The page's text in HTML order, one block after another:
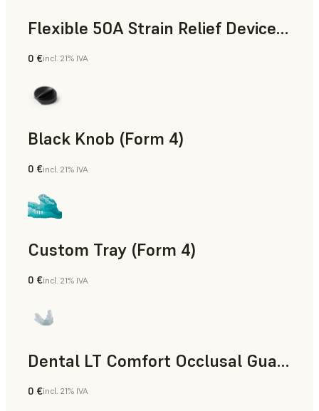
Flexible 50A Strain Relief Device (Form 4)
Ingeniería
0 €incl. 21% IVA
Black Knob (Form 4)
Estándar
0 €incl. 21% IVA
Custom Tray (Form 4)
Odontología
0 €incl. 21% IVA
Dental LT Comfort Occlusal Guard (Form 4)
Odontología
0 €incl. 21% IVA